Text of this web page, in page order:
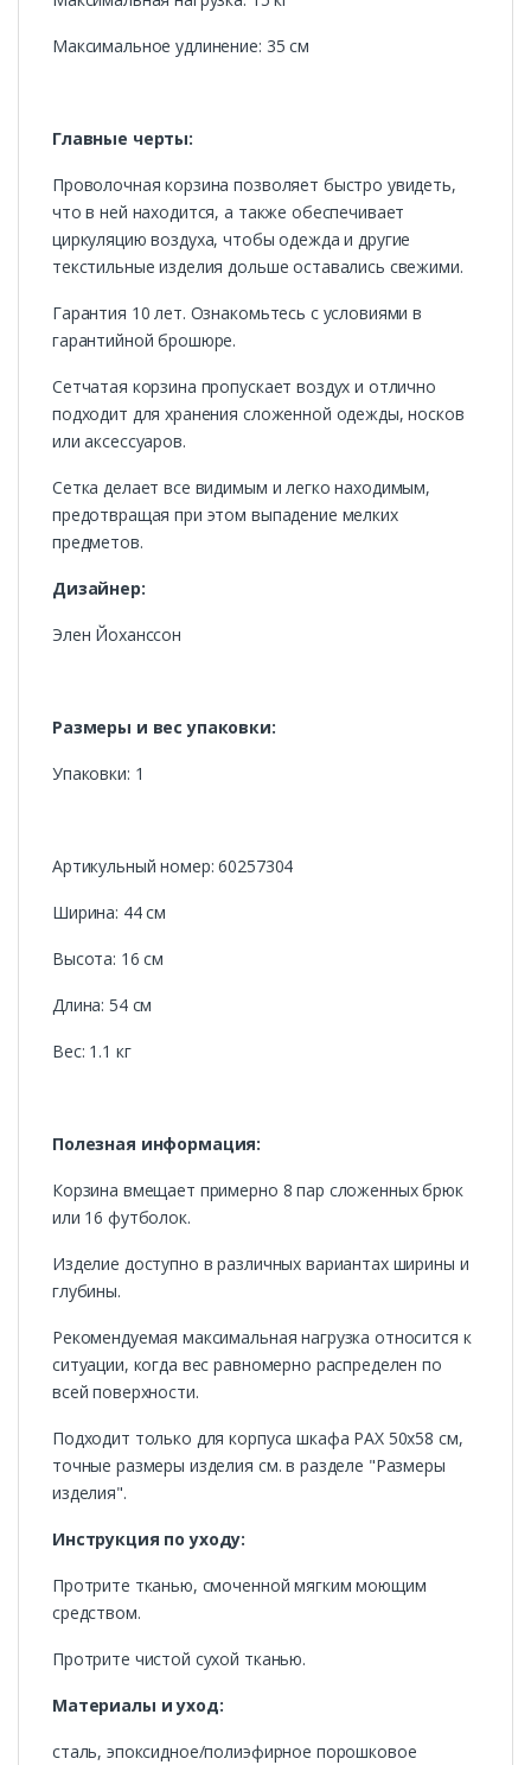
Максимальное удлинение: 35 см
Главные черты:
Проволочная корзина позволяет быстро увидеть,
что в ней находится, а также обеспечивает
циркуляцию воздуха, чтобы одежда и другие
текстильные изделия дольше оставались свежими.
Гарантия 10 лет. Ознакомьтесь с условиями в
гарантийной брошюре.
Сетчатая корзина пропускает воздух и отлично
подходит для хранения сложенной одежды, носков
или аксессуаров.
Сетка делает все видимым и легко находимым,
предотвращая при этом выпадение мелких
предметов.
Дизайнер:
Элен Йоханссон
Размеры и вес упаковки:
Упаковки: 1
Артикульный номер: 60257304
Ширина: 44 см
Высота: 16 см
Длина: 54 см
Вес: 1.1 кг
Полезная информация:
Корзина вмещает примерно 8 пар сложенных брюк
или 16 футболок.
Изделие доступно в различных вариантах ширины и
глубины.
Рекомендуемая максимальная нагрузка относится к
ситуации, когда вес равномерно распределен по
всей поверхности.
Подходит только для корпуса шкафа PAX 50x58 см,
точные размеры изделия см. в разделе "Размеры
изделия".
Инструкция по уходу:
Протрите тканью, смоченной мягким моющим
средством.
Протрите чистой сухой тканью.
Материалы и уход:
сталь, эпоксидное/полиэфирное порошковое